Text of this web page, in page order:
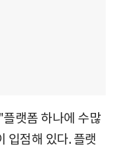
랫폼 하나에 수많
입점해 있다. 플랫